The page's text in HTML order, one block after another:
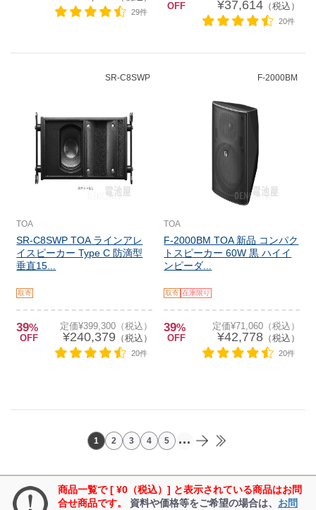
29件
OFF ¥37,614（税込）
20件
SR-C8SWP
TOA
SR-C8SWP TOA ラインアレ
イスピーカー Type C 防滴型
垂直15...
取寄
39%
OFF
定価¥399,300（税込）
¥240,379 （税込）
20件
F-2000BM
TOA
F-2000BM TOA 新品 コンパク
トスピーカー 60W 黒 ハイイ
ンピーダ...
取寄 在庫限り
39%
OFF
定価¥71,060（税込）
¥42,778（税込）
20件
1 2 3 4 5 ...
商品一覧で [ ¥0（税込）] と表示されている商品はお問
合せ商品です。
資料や価格等をご希望の場合は、 お問